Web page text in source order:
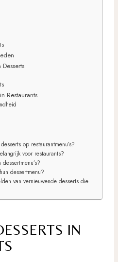
Restaurants
op restaurantmenu’s?
voor restaurants?
dessertmenu?
van vernieuwende desserts die
IN